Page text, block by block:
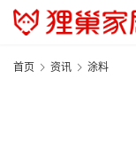
首页 资讯 涂料